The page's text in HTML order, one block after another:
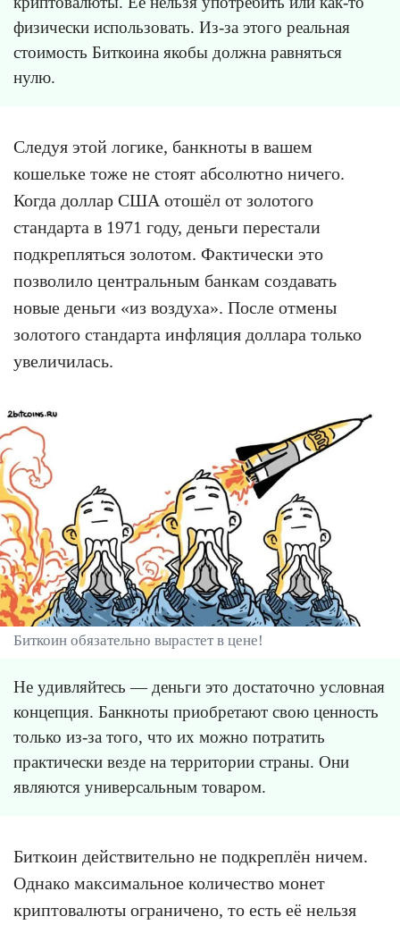
физически использовать. Из-за этого реальная
стоимость Биткоина якобы должна равняться
нулю.
Следуя этой логике, банкноты в вашем
кошельке тоже не стоят абсолютно ничего.
Когда доллар США отошёл от золотого
стандарта в 1971 году, деньги перестали
подкрепляться золотом. Фактически это
позволило центральным банкам создавать
новые деньги «из воздуха». После отмены
золотого стандарта инфляция доллара только
увеличилась.
Биткоин обязательно вырастет в цене!
Не удивляйтесь — деньги это достаточно условная
концепция. Банкноты приобретают свою ценность
только из-за того, что их можно потратить
практически везде на территории страны. Они
являются универсальным товаром.
Биткоин действительно не подкреплён ничем.
Однако максимальное количество монет
криптовалюты ограничено, то есть её нельзя